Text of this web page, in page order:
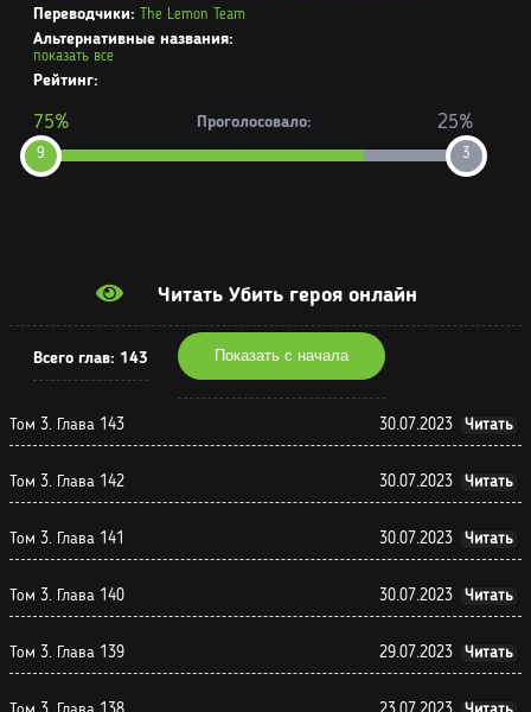
Переводчики: The Lemon Team
Альтернативные названия:
показать все
Рейтинг:
9
75% Проголосовало:
3
25%
Читать Убить героя онлайн
Всего глав: 143 Показать с начала
Том 3. Глава 139 29.07.2023 Читать
Том 3. Глава 140 30.07.2023 Читать
Том 3. Глава 141 30.07.2023 Читать
Том 3. Глава 142 30.07.2023 Читать
Том 3. Глава 143 30.07.2023 Читать